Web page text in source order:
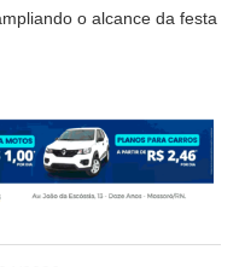
o alcance da festa